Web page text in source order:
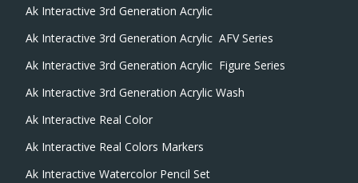
Ak Interactive 3rd Generation Acrylic
Ak Interactive 3rd Generation Acrylic  AFV Series
Ak Interactive 3rd Generation Acrylic  Figure Series
Ak Interactive 3rd Generation Acrylic Wash
Ak Interactive Real Color
Ak Interactive Real Colors Markers
Ak Interactive Watercolor Pencil Set